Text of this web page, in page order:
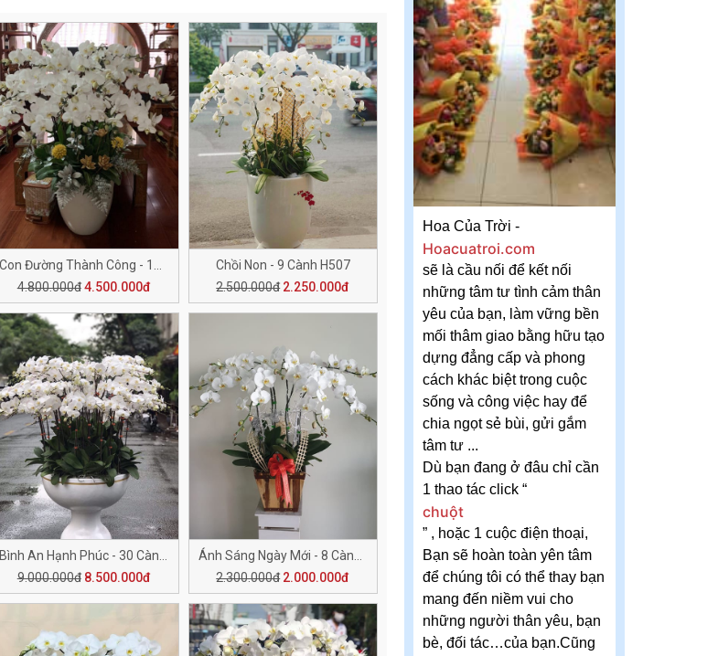
4.800.000đ 4.500.000đ
Chồi Non - 9 Cành H507
2.500.000đ 2.250.000đ
9.000.000đ 8.500.000đ
2.300.000đ 2.000.000đ
Hoa Của Trời -
Hoacuatroi.com
sẽ là cầu nối để kết nối
những tâm tư tình cảm thân
yêu của bạn, làm vững bền
mối thâm giao bằng hữu tạo
dựng đẳng cấp và phong
cách khác biệt trong cuộc
sống và công việc hay để
chia ngọt sẻ bùi, gửi gắm
tâm tư ...
Dù bạn đang ở đâu chỉ cần
1 thao tác click “
chuột
” , hoặc 1 cuộc điện thoại,
Bạn sẽ hoàn toàn yên tâm
để chúng tôi có thể thay bạn
mang đến niềm vui cho
những người thân yêu, bạn
bè, đối tác…của bạn.Cũng